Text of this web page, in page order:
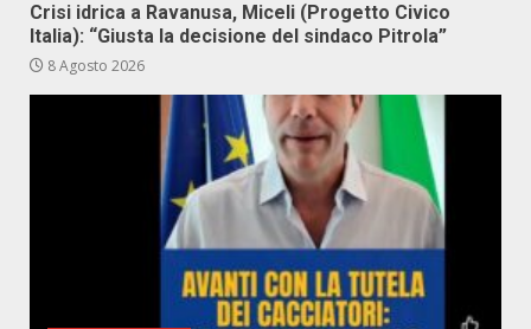
Crisi idrica a Ravanusa, Miceli (Progetto Civico
Italia): “Giusta la decisione del sindaco Pitrola”
8 Agosto 2026